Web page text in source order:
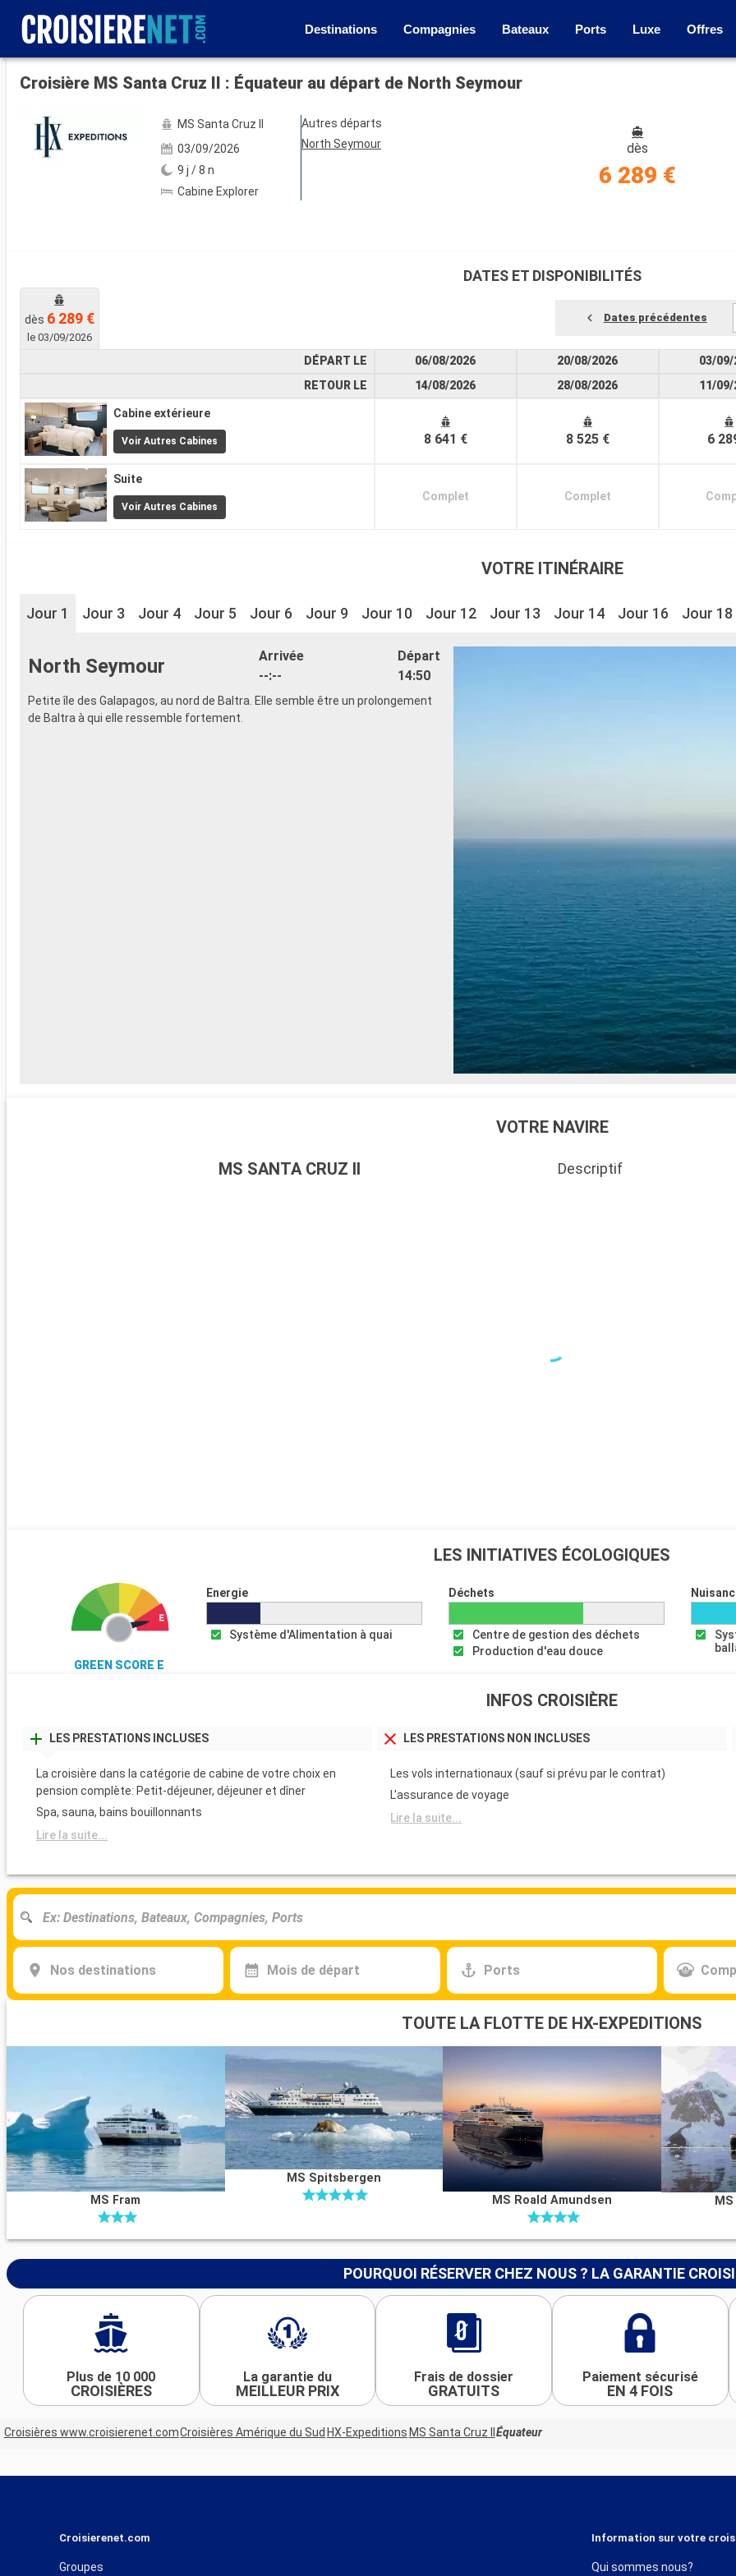
Destinations Compagnies Bateaux Ports Luxe Offres
Voir les 13 autres photos
Croisière MS Santa Cruz II : Équateur au départ de North Seymour
MS Santa Cruz II
03/09/2026
9 j / 8 n
Cabine Explorer
Autres départs
North Seymour
dès
6 289 €
DATES ET DISPONIBILITÉS
dès 6 289 €
le 03/09/2026
Dates précédentes
DÉPART LE
RETOUR LE
Cabine extérieure
Voir Autres Cabines
Suite
Voir Autres Cabines
06/08/2026
14/08/2026
8 641 €
Complet
20/08/2026
28/08/2026
8 525 €
Complet
03/09/
11/09/
6
VOTRE ITINÉRAIRE
Jour 1 Jour 3 Jour 4 Jour 5 Jour 6 Jour 9 Jour 10 Jour 12 Jour 13 Jour 14 Jour 16 Jour 18
North Seymour
Arrivée
--:--
Départ
14:50
Petite île des Galapagos, au nord de Baltra. Elle semble être un prolongement
de Baltra à qui elle ressemble fortement.
VOTRE NAVIRE
MS SANTA CRUZ II Descriptif
LES INITIATIVES ÉCOLOGIQUES
GREEN SCORE E
Energie
Système d'Alimentation à quai
Déchets
Centre de gestion des déchets
Production d'eau douce
INFOS CROISIÈRE
LES PRESTATIONS INCLUSES
La croisière dans la catégorie de cabine de votre choix en
pension complète: Petit-déjeuner, déjeuner et dîner
Spa, sauna, bains bouillonnants
Lire la suite...
LES PRESTATIONS NON INCLUSES
Les vols internationaux (sauf si prévu par le contrat)
L'assurance de voyage
Lire la suite...
Nos destinations Mois de départ Ports
TOUTE LA FLOTTE DE HX-EXPEDITIONS
MS Fram
MS Spitsbergen
MS Roald Amundsen
POURQUOI RÉSERVER CHEZ NOUS ? LA GARANTIE
Plus de 10 000
CROISIÈRES
La garantie du
MEILLEUR PRIX
Frais de dossier
GRATUITS
Paiement sécurisé
EN 4 FOIS
Croisières www.croisierenet.comCroisières Amérique du Sud HX-Expeditions MS Santa Cruz II Équateur
Croisierenet.com
Groupes
Information sur votre
Qui sommes nous?